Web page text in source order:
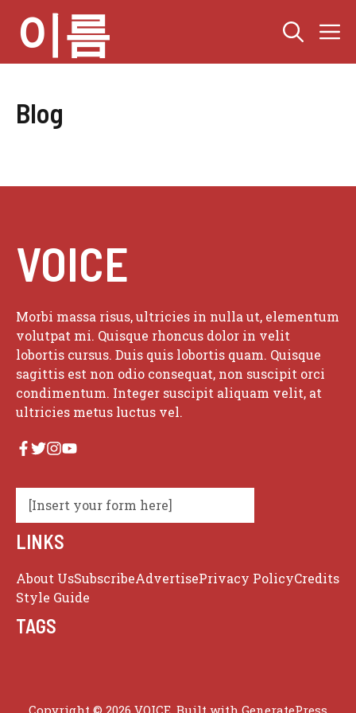
로
이름
Blog
VOICE
Morbi massa risus, ultricies in nulla ut, elementum
volutpat mi. Quisque rhoncus dolor in velit
lobortis cursus. Duis quis lobortis quam. Quisque
sagittis est non odio consequat, non suscipit orci
condimentum. Integer suscipit aliquam velit, at
ultricies metus luctus vel.
[Insert your form here]
LINKS
About UsSubscribeAdvertisePrivacy PolicyCredits
Style Guide
TAGS